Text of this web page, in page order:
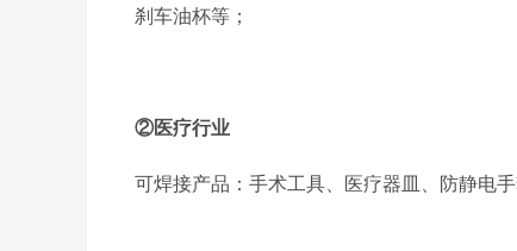
刹车油杯等；
②医疗行业
可焊接产品：手术工具、医疗器皿、防静电